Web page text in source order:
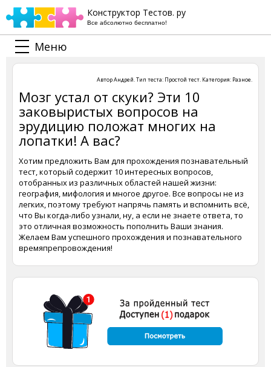
Конструктор Тестов. ру
Все абсолютно бесплатно!
Меню
АвторАндрей. Тип теста: Простой тест. Категория: Разное.
Мозг устал от скуки? Эти 10
заковыристых вопросов на
эрудицию положат многих на
лопатки! А вас?
Хотим предложить Вам для прохождения познавательный
тест, который содержит 10 интересных вопросов,
отобранных из различных областей нашей жизни:
география, мифология и многое другое. Все вопросы не из
легких, поэтому требуют напрячь память и вспомнить всё,
что Вы когда-либо узнали, ну, а если не знаете ответа, то
это отличная возможность пополнить Ваши знания.
Желаем Вам успешного прохождения и познавательного
времяпрепровождения!